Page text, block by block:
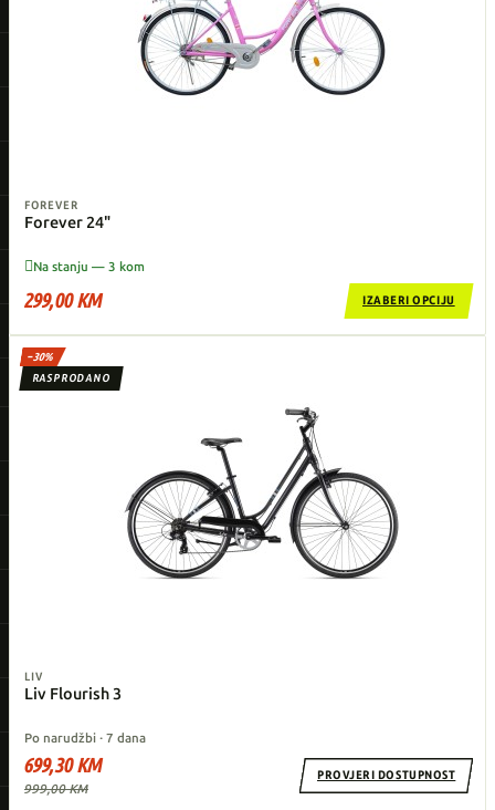
FOREVER
Forever 24"
Na stanju — 3 kom
299,00 KM IZABERI OPCIJU
−30%
RASPRODANO
LIV
Liv Flourish 3
Po narudžbi · 7 dana
699,30 KM
999,00 KM
PROVJERI DOSTUPNOST